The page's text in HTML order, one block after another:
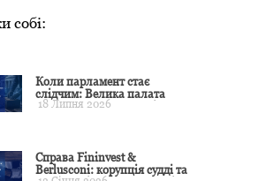
собі:
Коли парламент стає
слідчим: Велика палата
ЄСПЛ окреслила межі
18 Липня 2026
Справа Fininvest &
Berlusconi: корупція судді та